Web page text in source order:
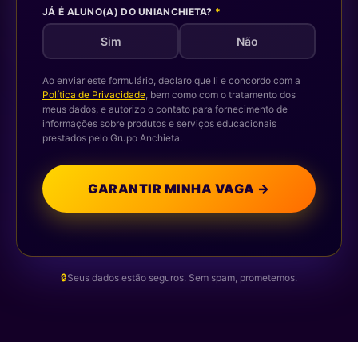
JÁ É ALUNO(A) DO UNIANCHIETA?
Sim Não
Ao enviar este formulário, declaro que li e concordo com a
Política de Privacidade, bem como com o tratamento dos
meus dados, e autorizo o contato para fornecimento de
informações sobre produtos e serviços educacionais
prestados pelo Grupo Anchieta.
GARANTIR MINHA VAGA →
🔒Seus dados estão seguros. Sem spam, prometemos.